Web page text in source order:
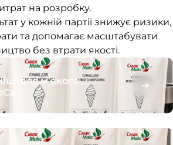
на розробку.
у кожній партії знижує ризики,
та допомагає масштабувати
без втрати якості.
для м’якого